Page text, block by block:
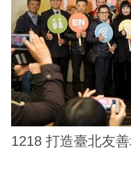
1218 打造臺北友